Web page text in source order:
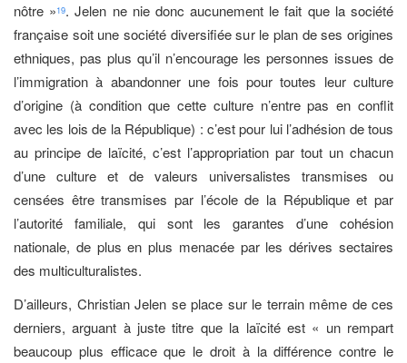
nôtre »19. Jelen ne nie donc aucunement le fait que la société
française soit une société diversifiée sur le plan de ses origines
ethniques, pas plus qu’il n’encourage les personnes issues de
l’immigration à abandonner une fois pour toutes leur culture
d’origine (à condition que cette culture n’entre pas en conflit
avec les lois de la République) : c’est pour lui l’adhésion de tous
au principe de laïcité, c’est l’appropriation par tout un chacun
d’une culture et de valeurs universalistes transmises ou
censées être transmises par l’école de la République et par
l’autorité familiale, qui sont les garantes d’une cohésion
nationale, de plus en plus menacée par les dérives sectaires
des multiculturalistes.
D’ailleurs, Christian Jelen se place sur le terrain même de ces
derniers, arguant à juste titre que la laïcité est « un rempart
beaucoup plus efficace que le droit à la différence contre le